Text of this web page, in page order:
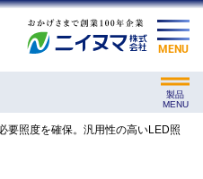
MENU
製品
MENU
要照度を確保。汎用性の高いLED照